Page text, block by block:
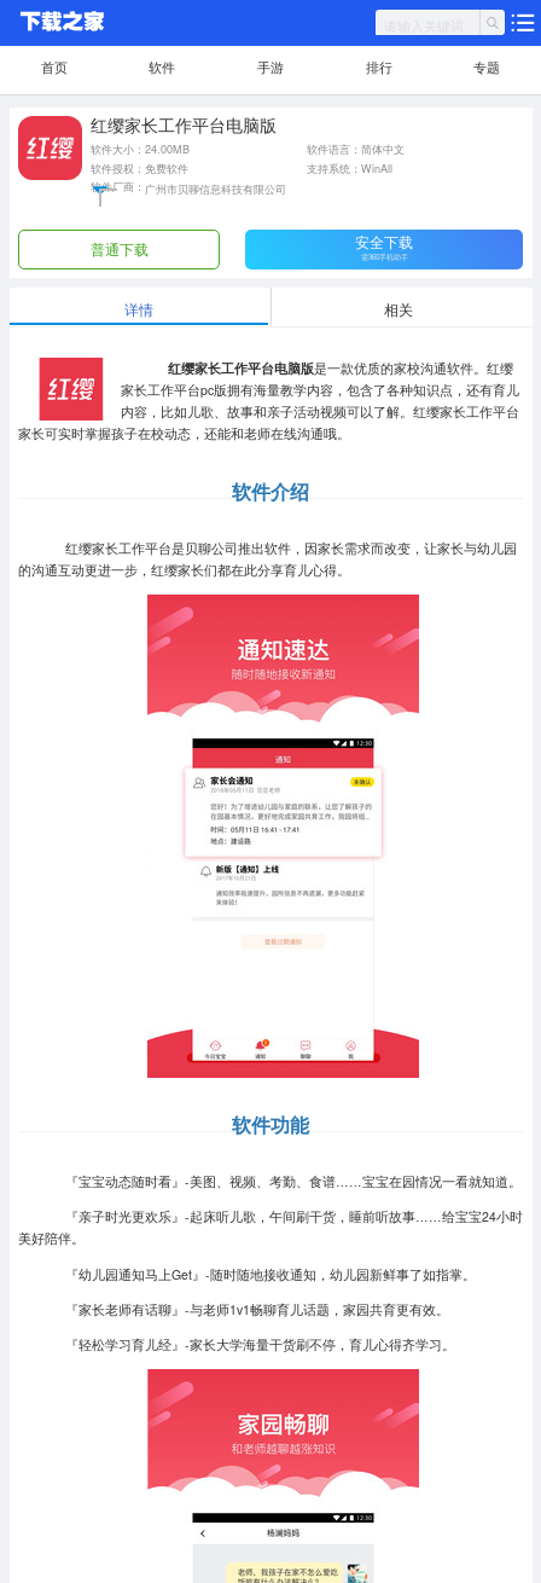
首页 软件 手游 排行 专题
红缨家长工作平台电脑版
软件大小：24.00MB
软件语言：简体中文
软件授权：免费软件
支持系统：WinAll
软件厂商： 广州市贝聊信息科技有限公司
普通下载 安全下载
需360手机助手
详情 相关
红缨家长工作平台电脑版是一款优质的家校沟通软件。红缨
家长工作平台pc版拥有海量教学内容，包含了各种知识点，还有育儿
内容，比如儿歌、故事和亲子活动视频可以了解。红缨家长工作平台
家长可实时掌握孩子在校动态，还能和老师在线沟通哦。
软件介绍
红缨家长工作平台是贝聊公司推出软件，因家长需求而改变，让家长与幼儿园
的沟通互动更进一步，红缨家长们都在此分享育儿心得。
软件功能
『宝宝动态随时看』-美图、视频、考勤、食谱……宝宝在园情况一看就知道。
『亲子时光更欢乐』-起床听儿歌，午间刷干货，睡前听故事……给宝宝24小时
美好陪伴。
『幼儿园通知马上Get』-随时随地接收通知，幼儿园新鲜事了如指掌。
『家长老师有话聊』-与老师1v1畅聊育儿话题，家园共育更有效。
『轻松学习育儿经』-家长大学海量干货刷不停，育儿心得齐学习。